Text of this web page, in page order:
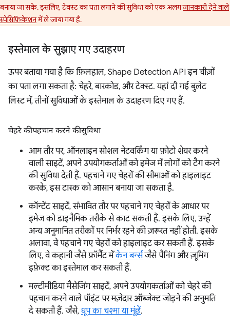
बनाया जा सके. इसलिए, टेक्स्ट का पता लगाने की सुविधा को एक अलगजानकारी देने वाले
स्पेसिफ़िकेशनमें ले जाया गया है.
इस्तेमाल के सुझाए गए उदाहरण
ऊपर बताया गया है कि फ़िलहाल, Shape Detection API इन चीज़ों
का पता लगा सकता है: चेहरे, बारकोड, और टेक्स्ट. यहां दी गई बुलेट
लिस्ट में, तीनों सुविधाओं के इस्तेमाल के उदाहरण दिए गए हैं.
चेहरे की पहचान करने की सुविधा
आम तौर पर, ऑनलाइन सोशल नेटवर्किंग या फ़ोटो शेयर करने
वाली साइटें, अपने उपयोगकर्ताओं को इमेज में लोगों को टैग करने
की सुविधा देती हैं. पहचाने गए चेहरों की सीमाओं को हाइलाइट
करके, इस टास्क को आसान बनाया जा सकता है.
कॉन्टेंट साइटें, संभावित तौर पर पहचाने गए चेहरों के आधार पर
इमेज को डाइनैमिक तरीके से काट सकती हैं. इसके लिए, उन्हें
अन्य अनुमानित तरीकों पर निर्भर रहने की ज़रूरत नहीं होती. इसके
अलावा, वे पहचाने गए चेहरों को हाइलाइट कर सकती हैं. इसके
लिए, वे कहानी जैसे फ़ॉर्मैट मेंकेन बर्न्सजैसे पैनिंग और ज़ूमिंग
इफ़ेक्ट का इस्तेमाल कर सकती हैं.
मल्टीमीडिया मैसेजिंग साइटें, अपने उपयोगकर्ताओं को चेहरे की
पहचान करने वाले पॉइंट पर मज़ेदार ऑब्जेक्ट जोड़ने की अनुमति
दे सकती हैं. जैसे, धूप का चश्मा या मूंछें.